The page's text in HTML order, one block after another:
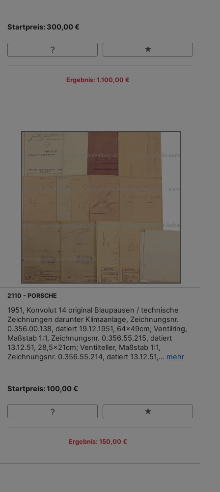
Startpreis: 300,00 €
Ergebnis: 1.100,00 €
2110 - PORSCHE
1951, Konvolut 14 original Blaupausen / technische
Zeichnungen darunter Klimaanlage, Zeichnungsnr.
0.356.00.138, datiert 19.12.1951, 64x49cm; Ventilring,
Maßstab 1:1, Zeichnungsnr. 0.356.55.215, datiert
13.12.51, 28,5x21cm; Ventilteller, Maßstab 1:1,
Zeichnungsnr. 0.356.55.214, datiert 13.12.51,... mehr
Startpreis: 100,00 €
Ergebnis: 150,00 €